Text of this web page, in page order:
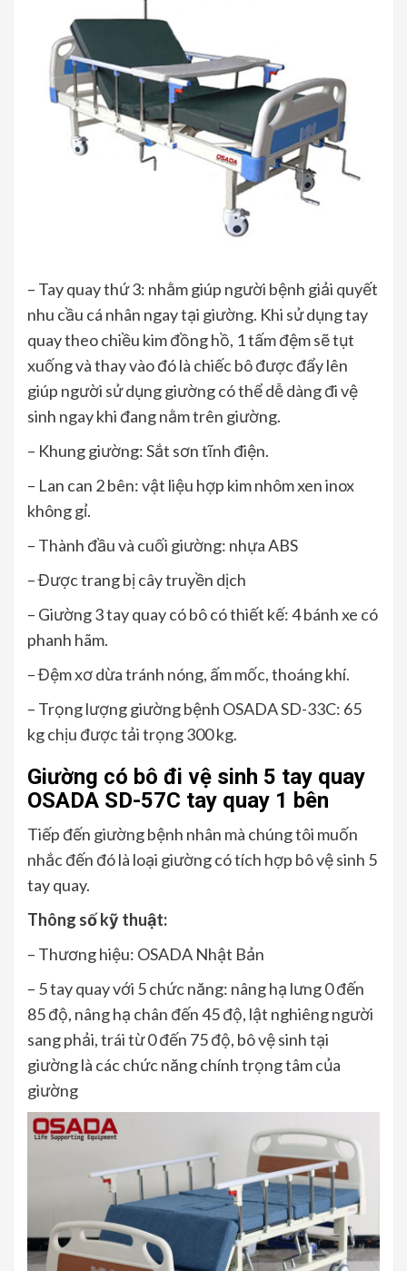
– Tay quay thứ 3: nhằm giúp người bệnh giải quyết
nhu cầu cá nhân ngay tại giường. Khi sử dụng tay
quay theo chiều kim đồng hồ, 1 tấm đệm sẽ tụt
xuống và thay vào đó là chiếc bô được đẩy lên
giúp người sử dụng giường có thể dễ dàng đi vệ
sinh ngay khi đang nằm trên giường.
– Khung giường: Sắt sơn tĩnh điện.
– Lan can 2 bên: vật liệu hợp kim nhôm xen inox
không gỉ.
– Thành đầu và cuối giường: nhựa ABS
– Được trang bị cây truyền dịch
– Giường 3 tay quay có bô có thiết kế: 4 bánh xe có
phanh hãm.
– Đệm xơ dừa tránh nóng, ấm mốc, thoáng khí.
– Trọng lượng giường bệnh OSADA SD-33C: 65
kg chịu được tải trọng 300 kg.
Giường có bô đi vệ sinh 5 tay quay
OSADA SD-57C tay quay 1 bên
Tiếp đến giường bệnh nhân mà chúng tôi muốn
nhắc đến đó là loại giường có tích hợp bô vệ sinh 5
tay quay.
Thông số kỹ thuật:
– Thương hiệu: OSADA Nhật Bản
– 5 tay quay với 5 chức năng: nâng hạ lưng 0 đến
85 độ, nâng hạ chân đến 45 độ, lật nghiêng người
sang phải, trái từ 0 đến 75 độ, bô vệ sinh tại
giường là các chức năng chính trọng tâm của
giường